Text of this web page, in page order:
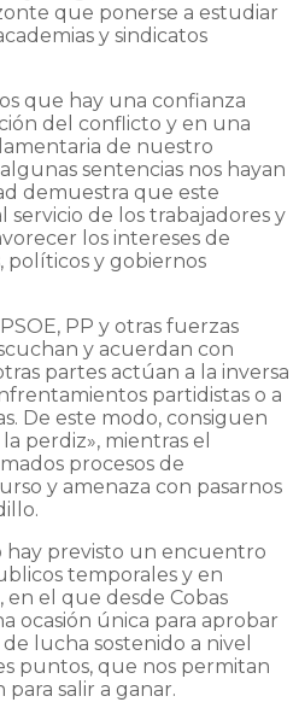
que ponerse a estudiar
y sindicatos
que hay una confianza
del conflicto y en una
de nuestro
sentencias nos hayan
demuestra que este
servicio de los trabajadores y
los intereses de
políticos y gobiernos
PP y otras fuerzas
y acuerdan con
partes actúan a la inversa
partidistas o a
De este modo, consiguen
perdiz», mientras el
procesos de
y amenaza con pasarnos
hay previsto un encuentro
temporales y en
el que desde Cobas
ocasión única para aprobar
lucha sostenido a nivel
puntos, que nos permitan
salir a ganar.